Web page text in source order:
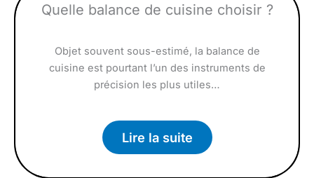
Quelle balance de cuisine choisir ?
Objet souvent sous-estimé, la balance de
cuisine est pourtant l’un des instruments de
précision les plus utiles…
Lire la suite